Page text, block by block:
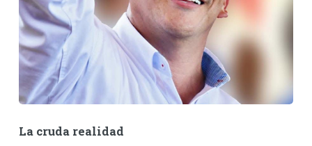
La cruda realidad